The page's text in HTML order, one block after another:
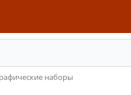
наборы